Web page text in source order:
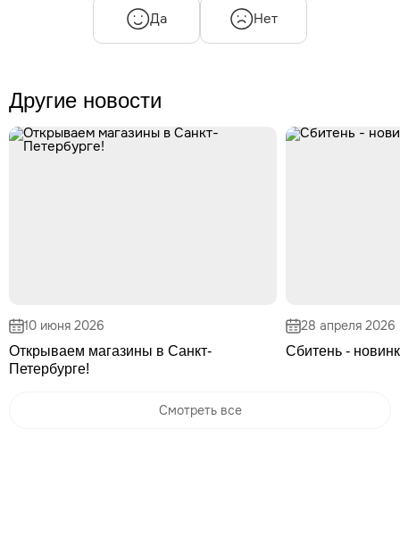
Да Нет
Другие новости
10 июня 2026
Открываем магазины в Санкт-
Петербурге!
28 апреля 2026
Сбитень -
Смотреть все